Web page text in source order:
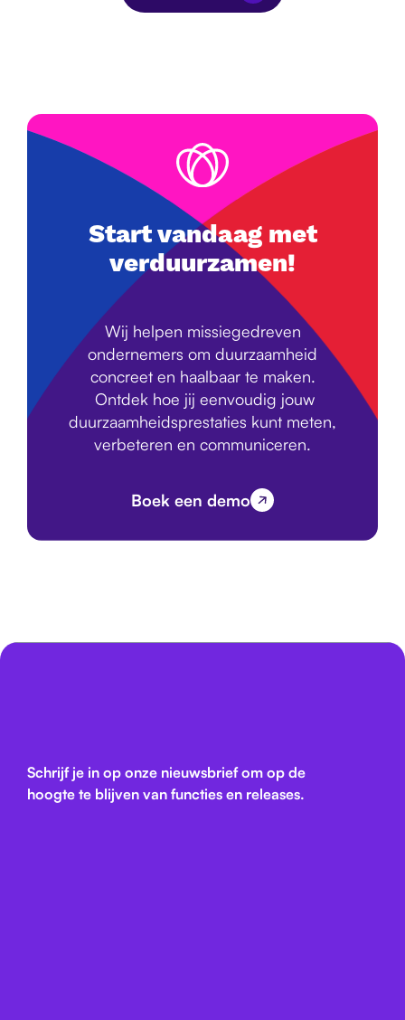
Start vandaag met
verduurzamen!
Wij helpen missiegedreven
ondernemers om duurzaamheid
concreet en haalbaar te maken.
Ontdek hoe jij eenvoudig jouw
duurzaamheidsprestaties kunt meten,
verbeteren en communiceren.
Boek een demo
Schrijf je in op onze nieuwsbrief om op de
hoogte te blijven van functies en releases.